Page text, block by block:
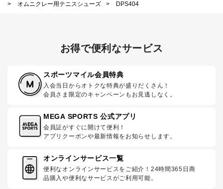
>
オムニクレー用テニスシューズ > DPS404
お得で便利なサービス
スポーツマイル会員特典
入会当日からオトクな特典が盛りだくさん！
会員さま限定のキャンペーンもお見逃しなく。
MEGA SPORTS 公式アプリ
会員証がすぐに開けて便利！
アプリクーポンや最新情報をお知らせします。
オンラインサービス一覧
便利なオンラインサービスをご紹介！24時間365日商
品購入や便利なサービスがご利用可能。